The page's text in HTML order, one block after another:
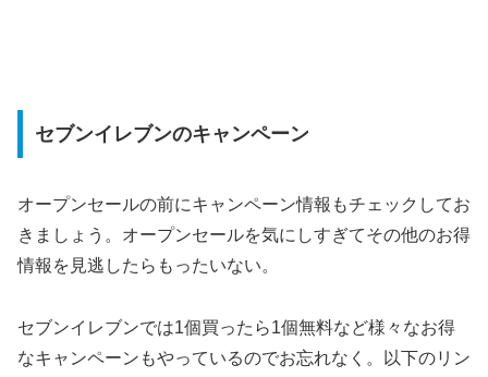
セブンイレブンのキャンペーン
オープンセールの前にキャンペーン情報もチェックしてお
きましょう。オープンセールを気にしすぎてその他のお得
情報を見逃したらもったいない。
セブンイレブンでは1個買ったら1個無料など様々なお得
なキャンペーンもやっているのでお忘れなく。以下のリン